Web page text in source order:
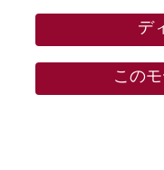
デ
この